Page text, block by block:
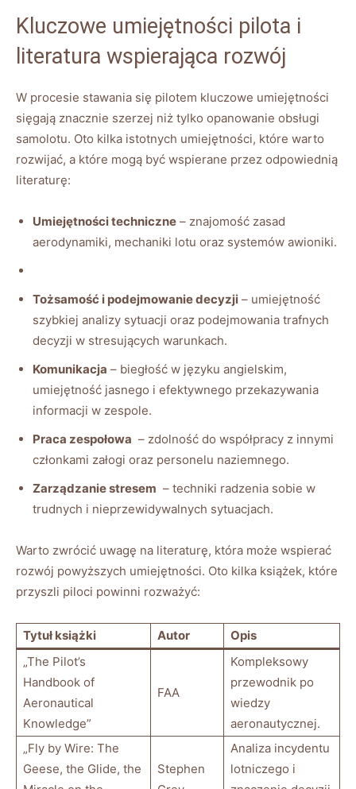
Kluczowe umiejętności pilota i
literatura wspierająca⁤ rozwój
W procesie stawania się‍ pilotem kluczowe umiejętności
sięgają ‍znacznie szerzej niż tylko opanowanie obsługi
samolotu. Oto kilka‍ istotnych umiejętności,⁢ które warto
rozwijać, a które mogą ⁢być ⁢wspierane przez ‌odpowiednią
literaturę:
Umiejętności techniczne – znajomość zasad
aerodynamiki, ‍mechaniki lotu oraz systemów awioniki.
Tożsamość i podejmowanie ⁢decyzji – umiejętność
szybkiej⁣ analizy ​sytuacji oraz podejmowania trafnych
decyzji w stresujących warunkach.
Komunikacja ⁣– biegłość w⁣ języku angielskim,
umiejętność jasnego⁤ i efektywnego przekazywania
informacji w zespole.
Praca‍ zespołowa ‌ – zdolność do ​współpracy z innymi
członkami załogi ⁤oraz personelu naziemnego.
Zarządzanie stresem ‌ – techniki⁤ radzenia ⁢sobie⁢ w
trudnych i nieprzewidywalnych sytuacjach.
Warto ‌zwrócić uwagę na literaturę, która⁢ może ​wspierać​
rozwój powyższych umiejętności. Oto kilka książek, które
przyszli piloci powinni rozważyć:
Tytuł książki Autor
Opis
„The Pilot’s
Handbook ​of​
Aeronautical
Knowledge”
FAA
Kompleksowy
przewodnik po
⁤wiedzy
aeronautycznej.
„Fly⁢ by Wire:‍ The
Geese, the Glide, the
Stephen
Analiza incydentu
lotniczego ⁣i